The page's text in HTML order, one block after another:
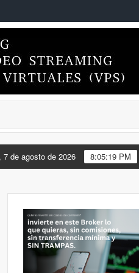
DE MI FEDORA 44
7 de agosto de 2026 8:05:19 PM